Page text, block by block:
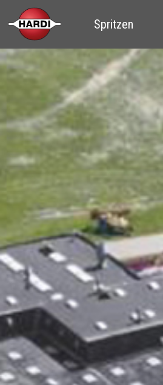
Spritzen